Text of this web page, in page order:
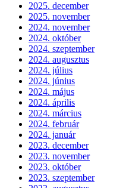
2025. december
2025. november
2024. november
2024. október
2024. szeptember
2024. augusztus
2024. július
2024. június
2024. május
2024. április
2024. március
2024. február
2024. január
2023. december
2023. november
2023. október
2023. szeptember